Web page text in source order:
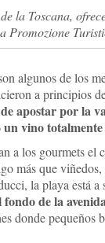
la Toscana,
Promozione
algunos de los
a principios
apostar por la
vino totalmente
a los gourmets el
más que
la playa está a
de la
donde pequeños